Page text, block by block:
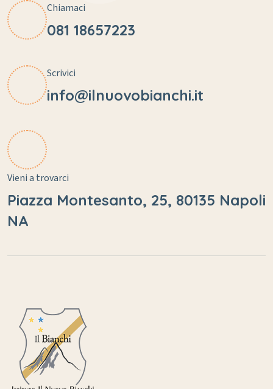
Chiamaci
081 18657223
Scrivici
info@ilnuovobianchi.it
Vieni a trovarci
Piazza Montesanto, 25, 80135 Napoli
NA